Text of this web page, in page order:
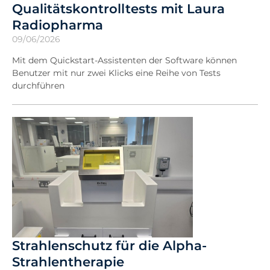
Qualitätskontrolltests mit Laura
Radiopharma
09/06/2026
Mit dem Quickstart-Assistenten der Software können
Benutzer mit nur zwei Klicks eine Reihe von Tests
durchführen
Strahlenschutz für die Alpha-
Strahlentherapie